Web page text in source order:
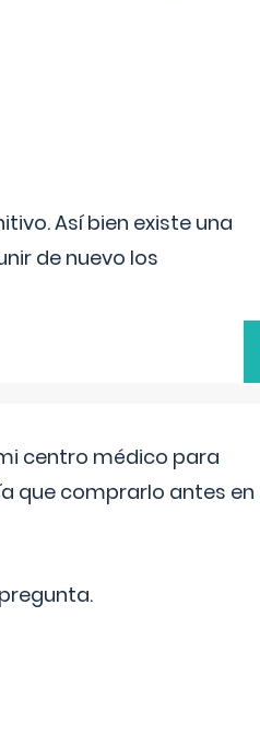
Así bien existe una
de nuevo los
centro médico para
que comprarlo antes en